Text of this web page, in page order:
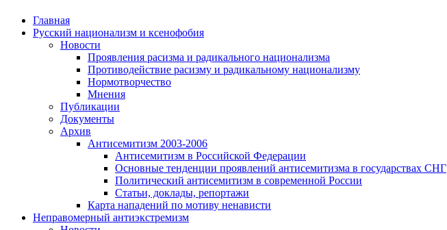
Главная
Русский национализм и ксенофобия
Новости
Проявления расизма и радикального национализма
Противодействие расизму и радикальному национализму
Нормотворчество
Мнения
Публикации
Документы
Архив
Антисемитизм 2003-2006
Антисемитизм в Российской Федерации
Основные тенденции проявлений антисемитизма в государствах СНГ
Политический антисемитизм в современной России
Статьи, доклады, репортажи
Карта нападений по мотиву ненависти
Неправомерный антиэкстремизм